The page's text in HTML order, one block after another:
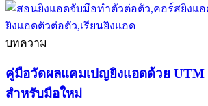
บทความ
คู่มือวัดผลแคมเปญยิงแอดด้วย UTM
สำหรับมือใหม่